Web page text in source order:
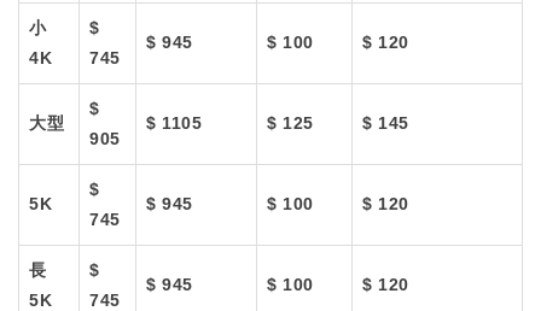
小
4K
$
745
$ 945 $ 100 $ 120
大型
$
905
$ 1105 $ 125 $ 145
5K
$
745
$ 945 $ 100 $ 120
長
5K
$
745
$ 945 $ 100 $ 120